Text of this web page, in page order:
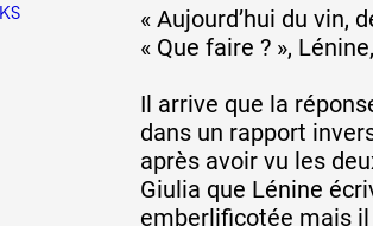
Mission
Équipe
« Aujourd’hui du vin,
« Que faire ? »,
Il arrive que la
dans un rapport
après avoir vu les
Giulia que Lénine
emberlificotée mais